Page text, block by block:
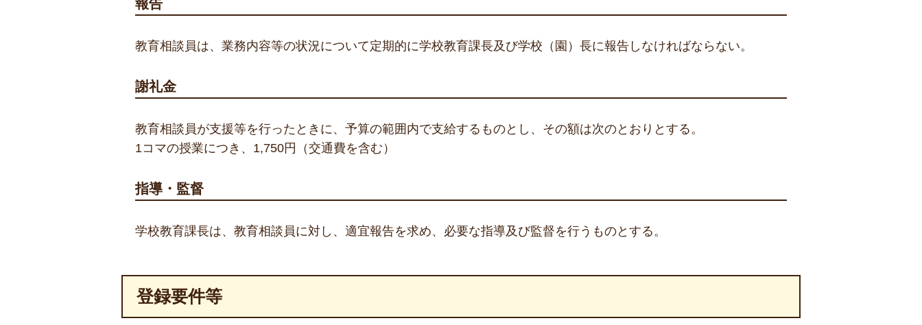
報告
教育相談員は、業務内容等の状況について定期的に学校教育課長及び学校（園）長に報告しなければならない。
謝礼金
教育相談員が支援等を行ったときに、予算の範囲内で支給するものとし、その額は次のとおりとする。
1コマの授業につき、1,750円（交通費を含む）
指導・監督
学校教育課長は、教育相談員に対し、適宜報告を求め、必要な指導及び監督を行うものとする。
登録要件等